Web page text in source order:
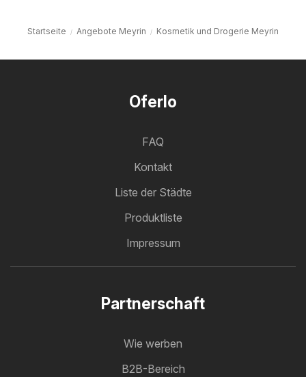
Startseite Angebote Meyrin Kosmetik und Drogerie Meyrin
Oferlo
FAQ
Kontakt
Liste der Städte
Produktliste
Impressum
Partnerschaft
Wie werben
B2B-Bereich